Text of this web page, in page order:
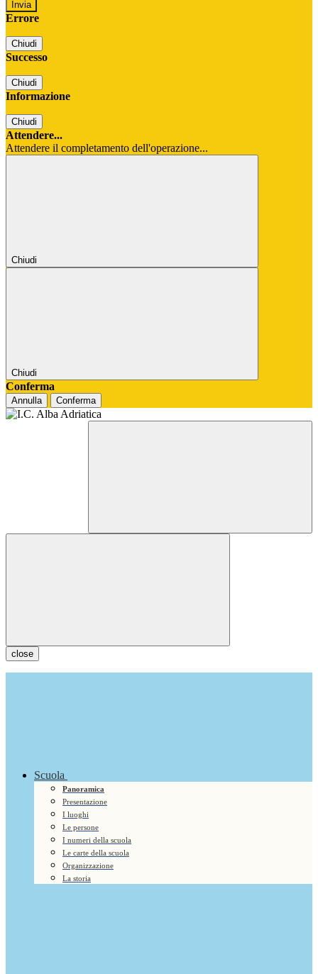
Errore
Chiudi
Successo
Chiudi
Informazione
Chiudi
Attendere...
Attendere il completamento dell'operazione...
Chiudi
Chiudi
Conferma
Annulla Conferma
close
Scuola
Panoramica
Presentazione
I luoghi
Le persone
I numeri della scuola
Le carte della scuola
Organizzazione
La storia